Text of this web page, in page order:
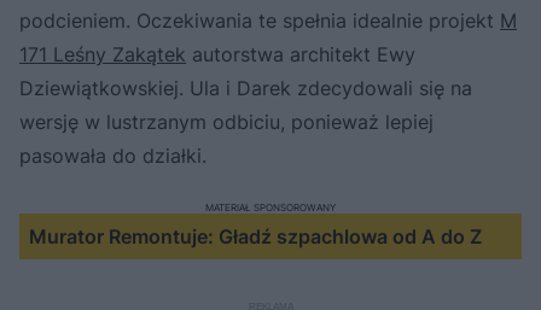
podcieniem. Oczekiwania te spełnia idealnie projekt M
171 Leśny Zakątek autorstwa architekt Ewy
Dziewiątkowskiej. Ula i Darek zdecydowali się na
wersję w lustrzanym odbiciu, ponieważ lepiej
pasowała do działki.
Murator Remontuje: Gładź szpachlowa od A do Z
MATERIAŁ SPONSOROWANY